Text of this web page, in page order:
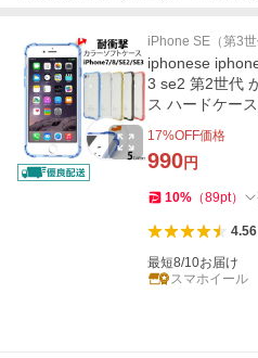
iPhone SE（第3世
iphonese
3 se2 第2世代
ス ハードケー
17%OFF価格
990円
10% （89pt）
4.56
最短8/10お届け
スマホイール